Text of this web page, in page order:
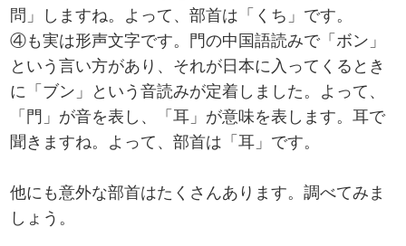
問」しますね。よって、部首は「くち」です。
④も実は形声文字です。門の中国語読みで「ボン」
という言い方があり、それが日本に入ってくるとき
に「ブン」という音読みが定着しました。よって、
「門」が音を表し、「耳」が意味を表します。耳で
聞きますね。よって、部首は「耳」です。
他にも意外な部首はたくさんあります。調べてみま
しょう。